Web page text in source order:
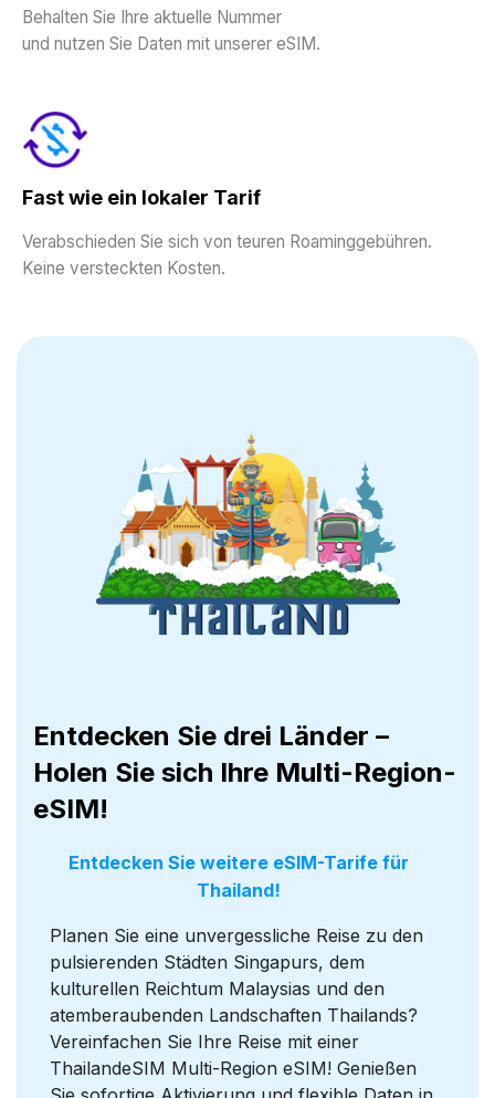
Behalten Sie Ihre aktuelle Nummer
und nutzen Sie Daten mit unserer eSIM.
Fast wie ein lokaler Tarif
Verabschieden Sie sich von teuren Roaminggebühren.
Keine versteckten Kosten.
Entdecken Sie drei Länder –
Holen Sie sich Ihre Multi-Region-
eSIM!
Entdecken Sie weitere eSIM-Tarife für
Thailand!
Planen Sie eine unvergessliche Reise zu den
pulsierenden Städten Singapurs, dem
kulturellen Reichtum Malaysias und den
atemberaubenden Landschaften Thailands?
Vereinfachen Sie Ihre Reise mit einer
ThailandeSIM Multi-Region eSIM! Genießen